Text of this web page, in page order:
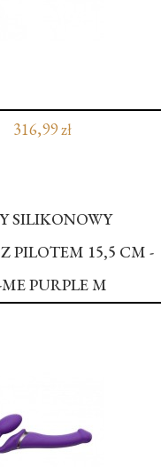
316,99 zł
SILIKONOWY
PILOTEM 15,5 CM -
PURPLE M